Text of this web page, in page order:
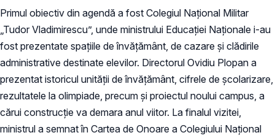
Primul obiectiv din agendă a fost Colegiul Național Militar
„Tudor Vladimirescu”, unde ministrului Educaţiei Naţionale i-au
fost prezentate spațiile de învățământ, de cazare și clădirile
administrative destinate elevilor. Directorul Ovidiu Plopan a
prezentat istoricul unității de învățământ, cifrele de școlarizare,
rezultatele la olimpiade, precum și proiectul noului campus, a
cărui construcţie va demara anul viitor. La finalul vizitei,
ministrul a semnat în Cartea de Onoare a Colegiului Național